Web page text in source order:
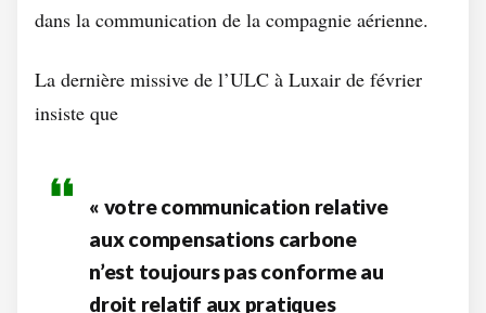
dans la communication de la compagnie aérienne.
La dernière missive de l’ULC à Luxair de février
insiste que
« votre communication relative
aux compensations carbone
n’est toujours pas conforme au
droit relatif aux pratiques